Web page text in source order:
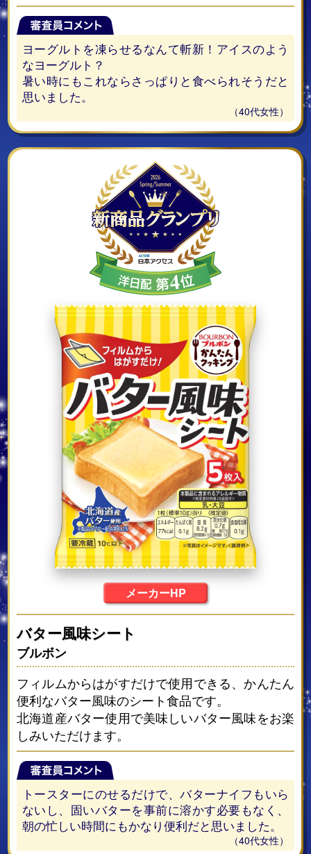
ヨーグルトを凍らせるなんて斬新！アイスのよう
なヨーグルト？
暑い時にもこれならさっぱりと食べられそうだと
思いました。
（40代女性）
メーカーHP
バター風味シート
ブルボン
フィルムからはがすだけで使用できる、かんたん
便利なバター風味のシート食品です。
北海道産バター使用で美味しいバター風味をお楽
しみいただけます。
トースターにのせるだけで、バターナイフもいら
ないし、固いバターを事前に溶かす必要もなく、
朝の忙しい時間にもかなり便利だと思いました。
（40代女性）